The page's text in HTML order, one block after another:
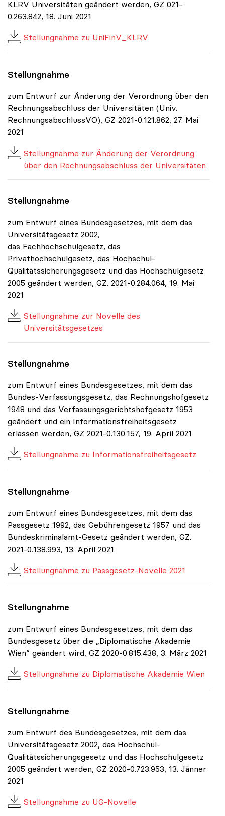
KLRV Universitäten geändert werden, GZ 021-
0.263.842, 18. Juni 2021
Stellungnahme zu UniFinV_KLRV
Stellungnahme
zum Entwurf zur Änderung der Verordnung über den
Rechnungsabschluss der Universitäten (Univ.
RechnungsabschlussVO), GZ 2021-0.121.862, 27. Mai
2021
Stellungnahme zur Änderung der Verordnung
über den Rechnungsabschluss der Universitäten
Stellungnahme
zum Entwurf eines Bundesgesetzes, mit dem das
Universitätsgesetz 2002,
das Fachhochschulgesetz, das
Privathochschulgesetz, das Hochschul-
Qualitätssicherungsgesetz und das Hochschulgesetz
2005 geändert werden, GZ. 2021-0.284.064, 19. Mai
2021
Stellungnahme zur Novelle des
Universitätsgesetzes
Stellungnahme
zum Entwurf eines Bundesgesetzes, mit dem das
Bundes-Verfassungsgesetz, das Rechnungshofgesetz
1948 und das Verfassungsgerichtshofgesetz 1953
geändert und ein Informationsfreiheitsgesetz
erlassen werden, GZ 2021-0.130.157, 19. April 2021
Stellungnahme zu Informationsfreiheitsgesetz
Stellungnahme
zum Entwurf eines Bundesgesetzes, mit dem das
Passgesetz 1992, das Gebührengesetz 1957 und das
Bundeskriminalamt-Gesetz geändert werden, GZ.
2021-0.138.993, 13. April 2021
Stellungnahme zu Passgesetz-Novelle 2021
Stellungnahme
zum Entwurf eines Bundesgesetzes, mit dem das
Bundesgesetz über die „Diplomatische Akademie
Wien“ geändert wird, GZ 2020-0.815.438, 3. März 2021
Stellungnahme zu Diplomatische Akademie Wien
Stellungnahme
zum Entwurf des Bundesgesetzes, mit dem das
Universitätsgesetz 2002, das Hochschul-
Qualitätssicherungsgesetz und das Hochschulgesetz
2005 geändert werden, GZ 2020-0.723.953, 13. Jänner
2021
Stellungnahme zu UG-Novelle